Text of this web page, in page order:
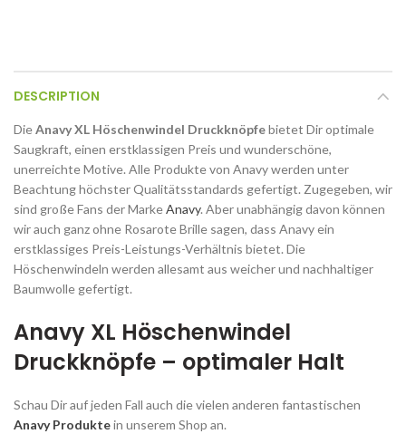
DESCRIPTION
DieAnavy XL Höschenwindel Druckknöpfebietet Dir optimale
Saugkraft, einen erstklassigen Preis und wunderschöne,
unerreichte Motive. Alle Produkte von Anavy werden unter
Beachtung höchster Qualitätsstandards gefertigt. Zugegeben, wir
sind große Fans der MarkeAnavy. Aber unabhängig davon können
wir auch ganz ohne Rosarote Brille sagen, dass Anavy ein
erstklassiges Preis-Leistungs-Verhältnis bietet. Die
Höschenwindeln werden allesamt aus weicher und nachhaltiger
Baumwolle gefertigt.
Anavy XL Höschenwindel
Druckknöpfe – optimaler Halt
Schau Dir auf jeden Fall auch die vielen anderen fantastischen
Anavy Produktein unserem Shop an.